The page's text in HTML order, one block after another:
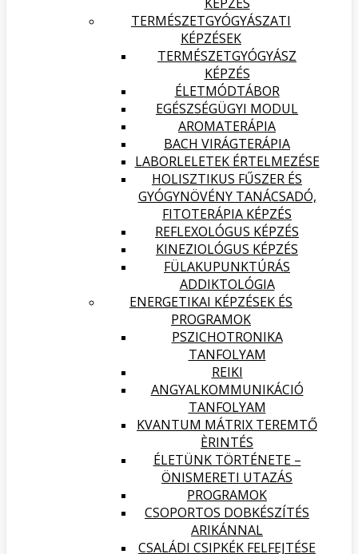
TERMÉSZETGYÓGYÁSZATI
KÉPZÉSEK
TERMÉSZETGYÓGYÁSZ
KÉPZÉS
ÉLETMÓDTÁBOR
EGÉSZSÉGÜGYI MODUL
AROMATERÁPIA
BACH VIRÁGTERÁPIA
LABORLELETEK ÉRTELMEZÉSE
HOLISZTIKUS FŰSZER ÉS
GYÓGYNÖVÉNY TANÁCSADÓ,
FITOTERÁPIA KÉPZÉS
REFLEXOLÓGUS KÉPZÉS
KINEZIOLÓGUS KÉPZÉS
FÜLAKUPUNKTÚRÁS
ADDIKTOLÓGIA
ENERGETIKAI KÉPZÉSEK ÉS
PROGRAMOK
PSZICHOTRONIKA
TANFOLYAM
REIKI
ANGYALKOMMUNIKÁCIÓ
TANFOLYAM
KVANTUM MÁTRIX TEREMTŐ
ÈRINTÉS
ÉLETÜNK TÖRTÉNETE –
ÖNISMERETI UTAZÁS
PROGRAMOK
CSOPORTOS DOBKÉSZÍTÉS
ARIKÁNNAL
CSALÁDI CSIPKÉK FELFEJTÉSE